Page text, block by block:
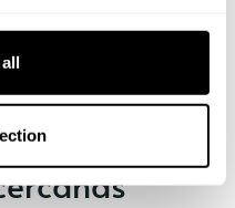
a Chef en